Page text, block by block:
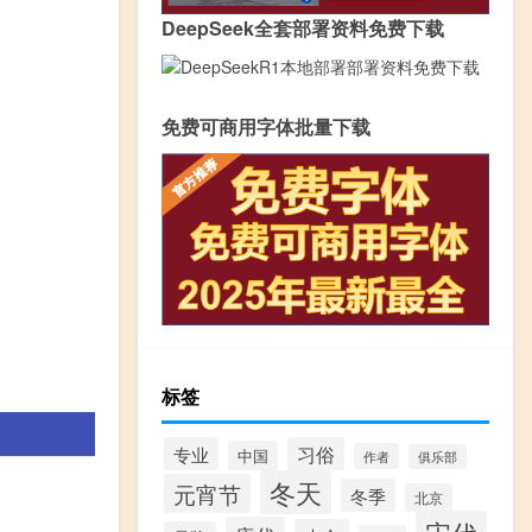
DeepSeek全套部署资料免费下载
免费可商用字体批量下载
标签
专业 中国 习俗 作者 俱乐部
元宵节 冬天 冬季 北京